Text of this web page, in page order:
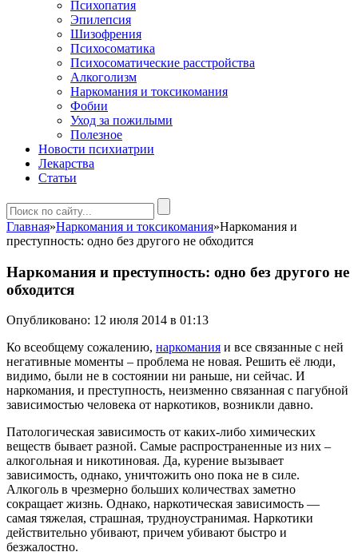
Психопатия
Эпилепсия
Шизофрения
Психосоматика
Психосоматические расстройства
Алкоголизм
Наркомания и токсикомания
Фобии
Уход за пожилыми
Полезное
Новости психиатрии
Лекарства
Статьи
Главная»Наркомания и токсикомания»Наркомания и
преступность: одно без другого не обходится
Наркомания и преступность: одно без другого не
обходится
Опубликовано: 12 июля 2014 в 01:13
Ко всеобщему сожалению, наркомания и все связанные с ней
негативные моменты – проблема не новая. Решить её люди,
видимо, были не в состоянии ни раньше, ни сейчас. И
наркомания, и преступность, неизменно связанная с пагубной
зависимостью человека от наркотиков, возникли давно.
Патологическая зависимость от каких-либо химических
веществ бывает разной. Самые распространенные из них –
алкогольная и никотиновая. Да, курение вызывает
зависимость, однако, уничтожить оно пока не в силе.
Алкоголь в чрезмерно больших количествах заметно
сокращает жизнь. Однако, наркотическая зависимость —
самая тяжелая, страшная, трудноустранимая. Наркотики
действительно убивают, причем убивают быстро и
безжалостно.